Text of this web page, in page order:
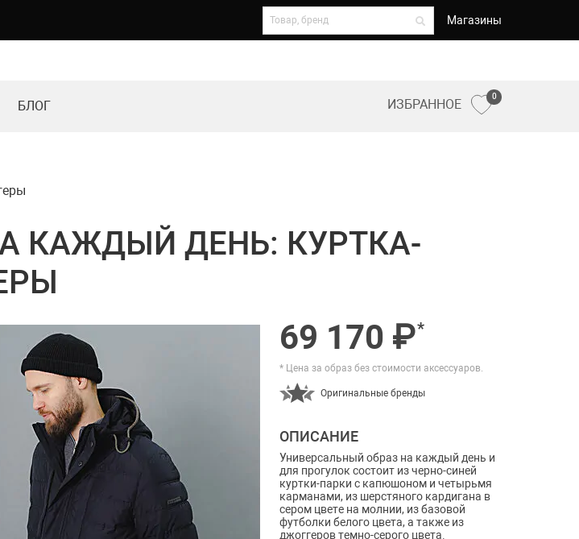
Магазины
БЛОГ ИЗБРАННОЕ
0
КАЖДЫЙ ДЕНЬ: КУРТКА-
69 170 ₽*
* Цена за образ без стоимости аксессуаров.
Оригинальные бренды
ОПИСАНИЕ
Универсальный образ на каждый день и
для прогулок состоит из черно-синей
куртки-парки с капюшоном и четырьмя
карманами, из шерстяного кардигана в
сером цвете на молнии, из базовой
футболки белого цвета, а также из
джоггеров темно-серого цвета.